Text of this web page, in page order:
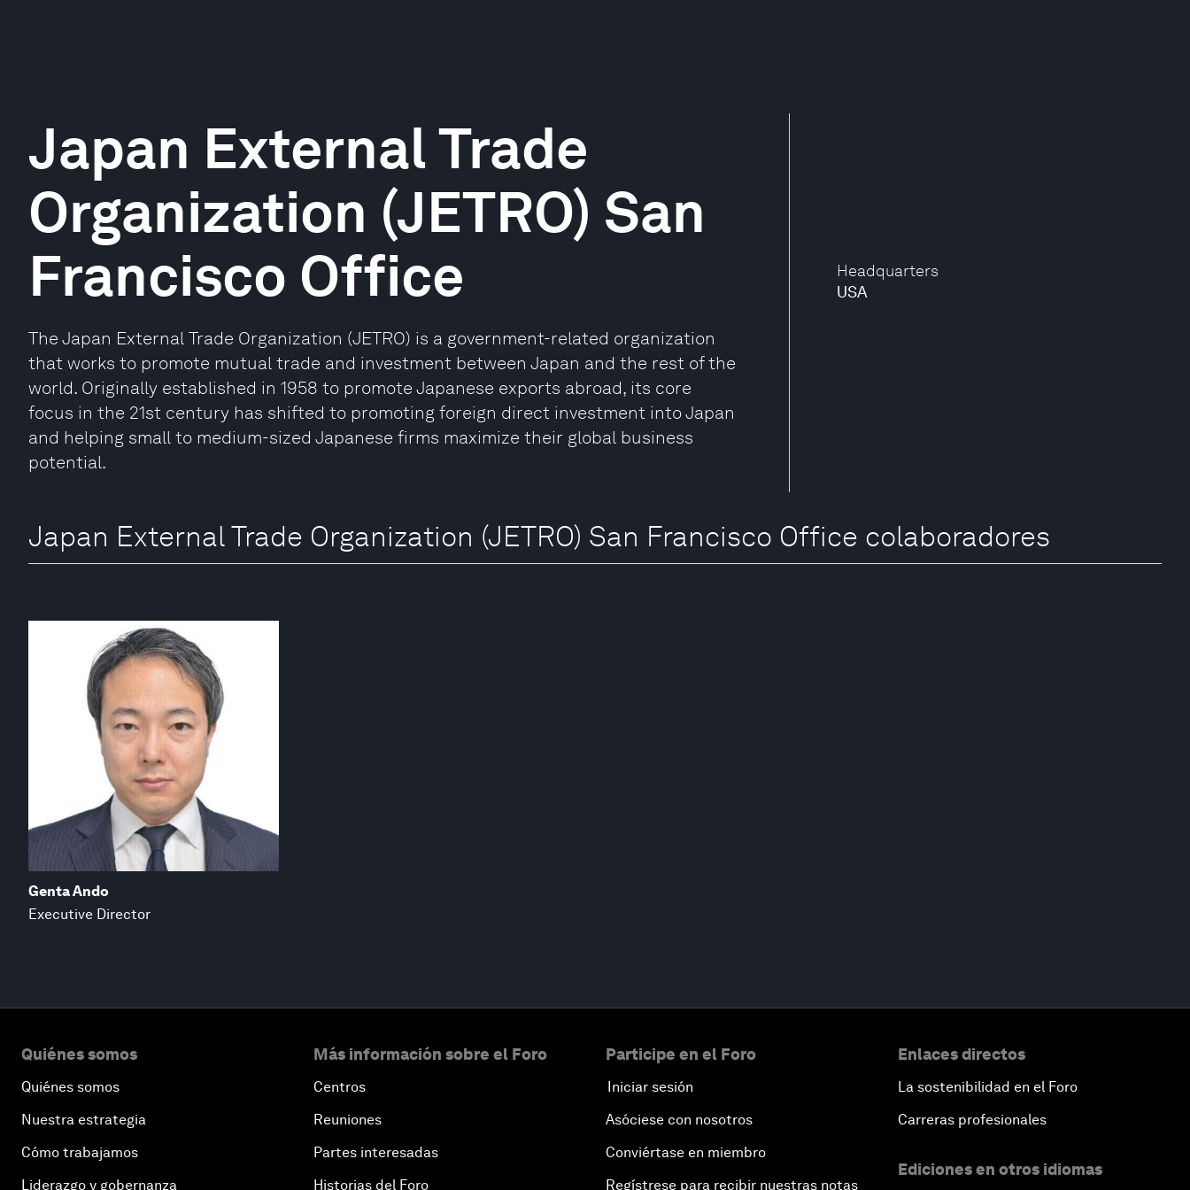
Headquarters
USA
Japan External Trade
Organization (JETRO) San
Francisco Office
The Japan External Trade Organization (JETRO) is a government-related organization
that works to promote mutual trade and investment between Japan and the rest of the
world. Originally established in 1958 to promote Japanese exports abroad, its core
focus in the 21st century has shifted to promoting foreign direct investment into Japan
and helping small to medium-sized Japanese firms maximize their global business
potential.
Japan External Trade Organization (JETRO) San Francisco Office colaboradores
Genta Ando
Executive Director
Quiénes somos
Quiénes somos
Nuestra estrategia
Cómo trabajamos
Liderazgo y gobernanza
Más información sobre el Foro
Centros
Reuniones
Partes interesadas
Historias del Foro
Participe en el Foro
Iniciar sesión
Asóciese con nosotros
Conviértase en miembro
Regístrese para recibir nuestras notas
Enlaces directos
La sostenibilidad en el Foro
Carreras profesionales
Ediciones en otros idiomas